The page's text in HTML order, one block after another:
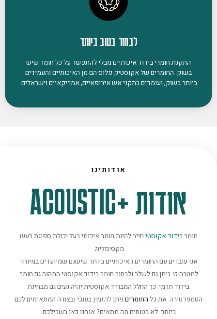
לבחור בטוב ביותר
התקנת חומרי בידוד איכותיים מבלי להתפשר על כל חומר שיש
בשוק. החומרים של אקוסטיק פלוס הם מן האיכותיים והעמידים
ביותר בשוק, ועומדים בתקני אש אירופאיים, אמריקאיים וישראלים.
אודותינו
אודות +ACOUSTIC
חומרבידוד אקוסטיחייב להיות חומר איכותי בעל יכולת ספיגת רעש
מקסימלית.
אנו עובדים עם החומרים האיכותיים ביותר שישנם שמיועדים במיוחד
למטרה זו. ניתן גם לשלב ולבחור חומר בידוד אקוסטי המהוה גם חומר
בידוד תרמי. כך החלל המבודד אקוסטית יהיה נעים גם מבחינת
הטמפרטורה. את כלהחומריםניתן להזמין בעובי ובצורה המתאימים לכם
ביותר. לא בטוחים מה מתאים? אנחנו כאן בשבילכם.